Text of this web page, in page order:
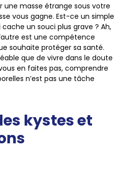
une masse étrange sous votre
vous gagne. Est-ce un simple
un souci plus grave ? Ah,
est une compétence
souhaite protéger sa santé.
que de vivre dans le doute
en faites pas, comprendre
n’est pas une tâche
kystes et